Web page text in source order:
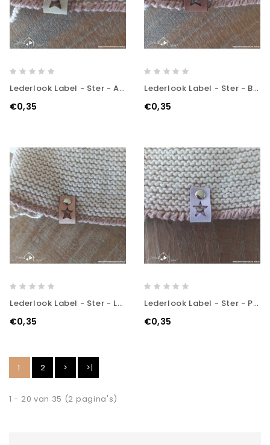
Lederlook Label - Ster - Apricot
€0,35
Lederlook Label - Ster - Brown
€0,35
Lederlook Label - Ster - Lotus
€0,35
Lederlook Label - Ster - Pink Purple
€0,35
1 2 > >|
1 - 20 van 35 (2 pagina's)